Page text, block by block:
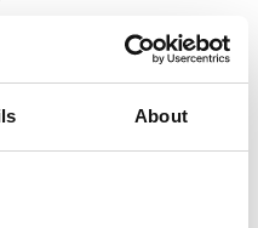
About
pojemnik i rozpocznij
powoli odkręcając
manometru